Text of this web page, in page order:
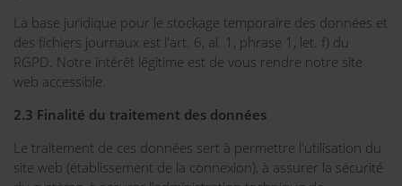
La base juridique pour le stockage temporaire des données et
des fichiers journaux est l'art. 6, al. 1, phrase 1, let. f) du
RGPD. Notre intérêt légitime est de vous rendre notre site
web accessible.
2.3 Finalité du traitement des données
Le traitement de ces données sert à permettre l'utilisation du
site web (établissement de la connexion), à assurer la sécurité